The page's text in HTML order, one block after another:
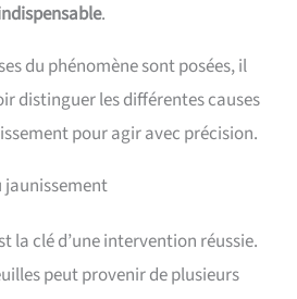
.
du phénomène sont posées, il
distinguer les différentes causes
pour agir avec précision.
jaunissement
la clé d’une intervention réussie.
peut provenir de plusieurs